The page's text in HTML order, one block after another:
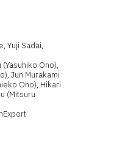
Yuji Sadai,
Ono),
Jun Murakami
Ono), Hikari
(Mitsuru